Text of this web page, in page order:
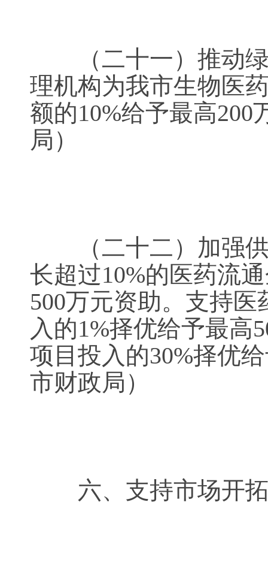
（二十一）推动绿
理机构为我市生物医
额的10%给予最高
局）
（二十二）加强供
长超过10%的医药流
500万元资助。支持
入的1%择优给予最高
项目投入的30%择优
市财政局）
六、支持市场